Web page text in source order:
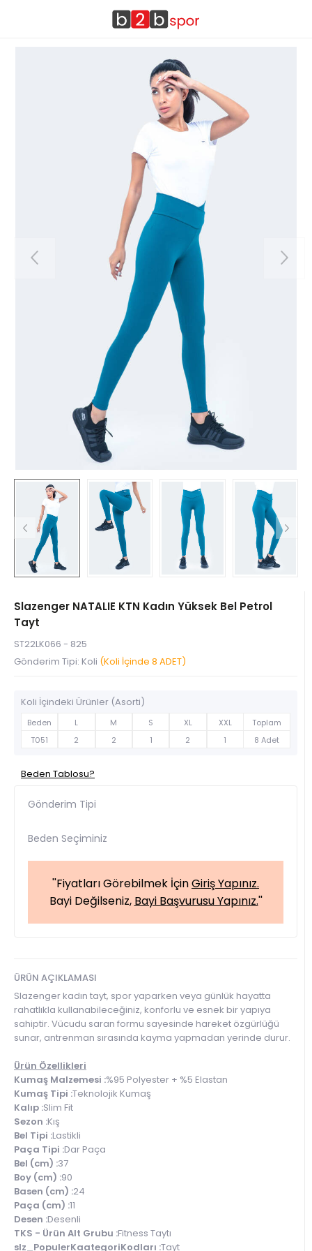
Slazenger NATALIE KTN Kadın Yüksek Bel Petrol
Tayt
ST22LK066 - 825
Gönderim Tipi: Koli (Koli İçinde 8 ADET)
Koli İçindeki Ürünler (Asorti)
Beden L M S XL XXL
Toplam
T051
2 2 1 2 1 8 Adet
Beden Tablosu?
Gönderim Tipi
Beden Seçiminiz
''Fiyatları Görebilmek İçinGiriş Yapınız.
Bayi Değilseniz, Bayi Başvurusu Yapınız.''
ÜRÜN AÇIKLAMASI
Slazenger kadın tayt, spor yaparken veya günlük hayatta
rahatlıkla kullanabileceğiniz, konforlu ve esnek bir yapıya
sahiptir. Vücudu saran formu sayesinde hareket özgürlüğü
sunar, antrenman sırasında kayma yapmadan yerinde durur.
Ürün Özellikleri
Kumaş Malzemesi :%95 Polyester + %5 Elastan
Kumaş Tipi :Teknolojik Kumaş
Kalıp :Slim Fit
Sezon :Kış
Bel Tipi :Lastikli
Paça Tipi :Dar Paça
Bel (cm) :37
Boy (cm) :90
Basen (cm) :24
Paça (cm) :11
Desen :Desenli
TKS - Ürün Alt Grubu :Fitness Taytı
slz_PopulerKaategoriKodları :Tayt